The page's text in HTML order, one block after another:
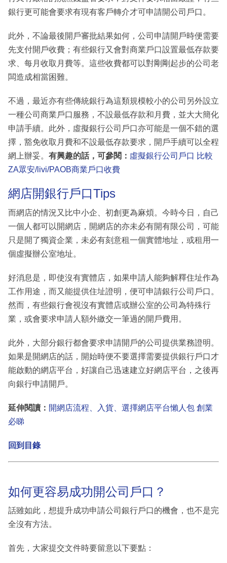
銀行更可能會要求有現有客戶轉介才可申請開公司戶口。
此外，不論最後開戶審批結果如何，公司申請開戶時便需要
先支付開戶收費；有些銀行又會對商業戶口設置最低存款要
求、每月收取月費等。這些收費都可以對剛剛起步的公司老
闆造成相當困難。
不過，最近亦有些傳統銀行為這類規模較小的公司另外設立
一種公司商業戶口服務，不設最低存款和月費，並大大簡化
申請手續。此外，虛擬銀行公司戶口亦可能是一個不錯的選
擇，豁免收取月費和不設最低存款要求，開戶手續可以全程
網上辦妥。 有興趣的話，可參閱： 虛擬銀行公司戶口 比較
ZA眾安/livi/PAOB商業戶口收費
網店開銀行戶口Tips
而網店的情況又比中小企、初創更為麻煩。今時今日，自己
一個人都可以開網店，開網店的亦未必有開有限公司，可能
只是開了獨資企業，未必有刻意租一個實體地址，或租用一
個虛擬辦公室地址。
好消息是，即使沒有實體店，如果申請人能夠解釋住址作為
工作用途，而又能提供住址證明，便可申請銀行公司戶口。
然而，有些銀行會視沒有實體店或辦公室的公司為特殊行
業，或會要求申請人額外繳交一筆過的開戶費用。
此外，大部分銀行都會要求申請開戶的公司提供業務證明。
如果是開網店的話，開始時便不要選擇需要提供銀行戶口才
能啟動的網店平台，好讓自己迅速建立好網店平台，之後再
向銀行申請開戶。
延伸閱讀： 開網店流程、入貨、選擇網店平台懶人包 創業
必睇
回到目錄
如何更容易成功開公司戶口？
話雖如此，想提升成功申請公司銀行戶口的機會，也不是完
全沒有方法。
首先，大家提交文件時要留意以下要點：